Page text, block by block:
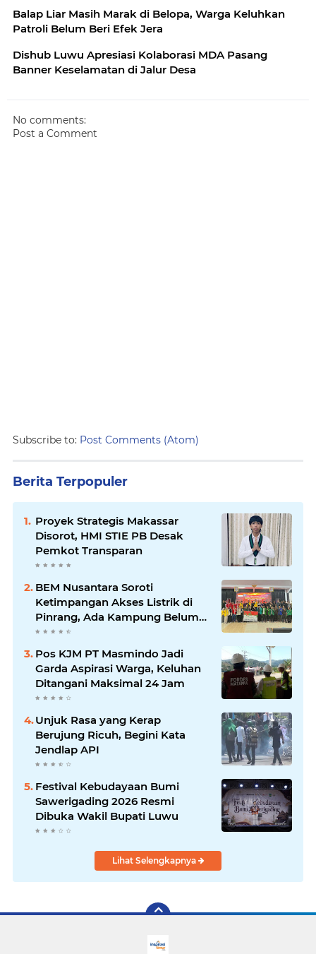
Balap Liar Masih Marak di Belopa, Warga Keluhkan
Patroli Belum Beri Efek Jera
Dishub Luwu Apresiasi Kolaborasi MDA Pasang
Banner Keselamatan di Jalur Desa
No comments:
Post a Comment
Subscribe to: Post Comments (Atom)
Berita Terpopuler
Proyek Strategis Makassar
Disorot, HMI STIE PB Desak
Pemkot Transparan
BEM Nusantara Soroti
Ketimpangan Akses Listrik di
Pinrang, Ada Kampung Belum
Terlayani
Pos KJM PT Masmindo Jadi
Garda Aspirasi Warga, Keluhan
Ditangani Maksimal 24 Jam
Unjuk Rasa yang Kerap
Berujung Ricuh, Begini Kata
Jendlap API
Festival Kebudayaan Bumi
Sawerigading 2026 Resmi
Dibuka Wakil Bupati Luwu
Lihat Selengkapnya